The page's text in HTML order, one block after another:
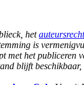
hetauteursrecht
is
met het publiceren
blijft